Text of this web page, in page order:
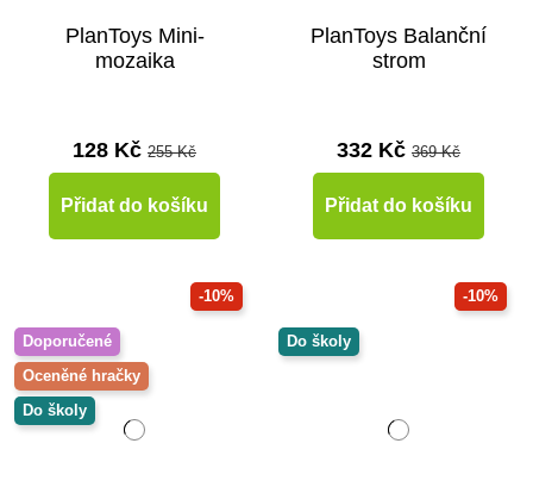
PlanToys Mini-
mozaika
128 Kč 255 Kč
Přidat do košíku
PlanToys Balanční
strom
332 Kč 369 Kč
Přidat do košíku
-10%
Doporučené
Oceněné hračky
Do školy
-10%
Do školy